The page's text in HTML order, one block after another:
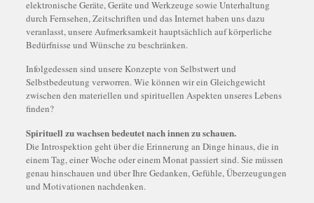
elektronische Geräte, Geräte und Werkzeuge sowie Unterhaltung
durch Fernsehen, Zeitschriften und das Internet haben uns dazu
veranlasst, unsere Aufmerksamkeit hauptsächlich auf körperliche
Bedürfnisse und Wünsche zu beschränken.
Infolgedessen sind unsere Konzepte von Selbstwert und
Selbstbedeutung verworren. Wie können wir ein Gleichgewicht
zwischen den materiellen und spirituellen Aspekten unseres Lebens
finden?
Spirituell zu wachsen bedeutet nach innen zu schauen.
Die Introspektion geht über die Erinnerung an Dinge hinaus, die in
einem Tag, einer Woche oder einem Monat passiert sind. Sie müssen
genau hinschauen und über Ihre Gedanken, Gefühle, Überzeugungen
und Motivationen nachdenken.